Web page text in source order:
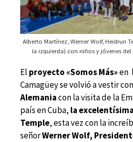
Alberto Martínez, Werner Wolf, Heidrun
la izquierda) con niños y jóvenes
El proyecto «Somos Más»en
Camagüey se volvió a vestir
Alemaniacon la visita de la
país en Cuba, la
Temple, esta vez con la
señorWerner Wolf,